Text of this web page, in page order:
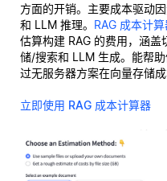
方面的开销。主要成本驱动
和 LLM 推理。 RAG 成本计
估算构建 RAG 的费用，涵
储/搜索和 LLM 生成。能帮
过无服务器方案在向量存储
立即使用 RAG 成本计算器